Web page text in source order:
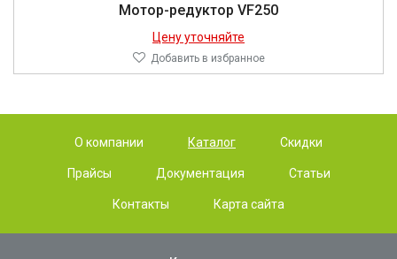
Мотор-редуктор VF250
Цену уточняйте
Добавить в избранное
О компании Каталог Скидки
Прайсы Документация Статьи
Контакты Карта сайта